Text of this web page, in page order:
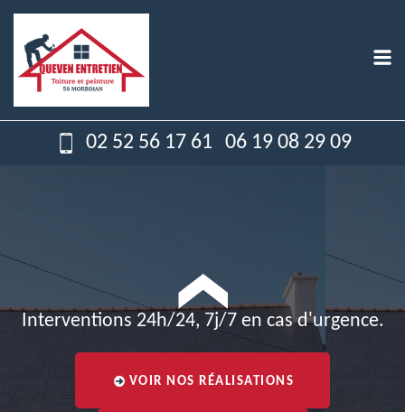
02 52 56 17 61 06 19 08 29 09
Interventions 24h/24, 7j/7 en cas d'urgence.
VOIR NOS RÉALISATIONS